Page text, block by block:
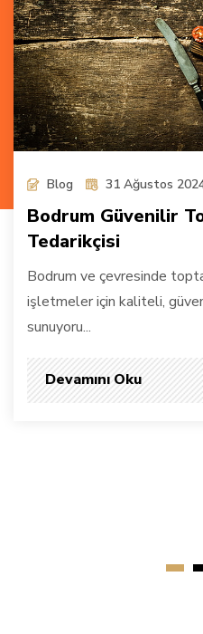
Blog 31 Ağustos
Bodrum Güvenilir
Tedarikçisi
Bodrum ve çevresinde
işletmeler için kaliteli,
sunuyoru...
Devamını Oku